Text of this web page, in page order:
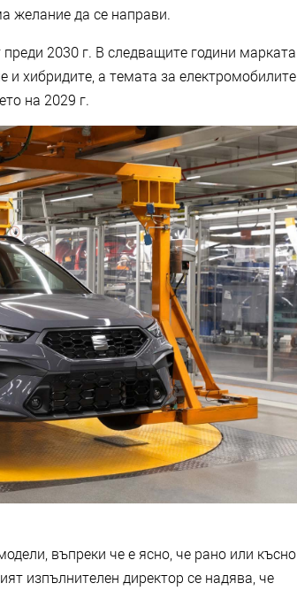
желание да се направи.
2030 г. В следващите години марката
и хибридите, а темата за електромобилите
на 2029 г.
въпреки че е ясно, че рано или късно
изпълнителен директор се надява, че